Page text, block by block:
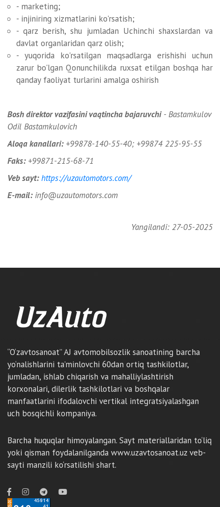
- marketing;
- injiniring xizmatlarini ko'rsatish;
- qarz berish, shu jumladan Uchinchi shaxslardan va
davlat organlaridan qarz olish;
- yuqorida ko'rsatilgan maqsadlarga erishishi uchun
zarur bo'lgan Qonunchilikda ruxsat etilgan boshqa har
qanday faoliyat turlarini amalga oshirish
Bosh direktor vazifasini vaqtincha bajaruvchi- Bastamkulov
Odil Bastamkulovich
Aloqa kanallari:+99878-140-55-40; +99874 225-95-55
Faks:+99871-215-68-71
Veb sayt: https://uzautomotors.com/
E-mail:info@uzautomotors.com
Yangilandi: 27-05-2025
“O‘zavtosanoat” AJ avtomobilsozlik sanoatining barcha
yo‘nalishlarini ta’minlovchi 60dan ortiq tashkilotlar,
jumladan, ishlab chiqarish va mahalliylashtirish
korxonalari, dilerlik tashkilotlari va boshqalar
manfaatlarini ifodalovchi vertikal integratsiyalashgan
uch bosqichli kompaniya.
Barcha huquqlar himoyalangan. Sayt materiallaridan to‘liq
yoki qisman foydalanilganda www.uzavtosanoat.uz veb-
sayti manzili ko‘rsatilishi shart.